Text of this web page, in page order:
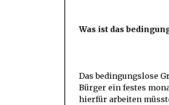
Was ist das
Das bedingungslose
Bürger ein festes
hierfür arbeiten